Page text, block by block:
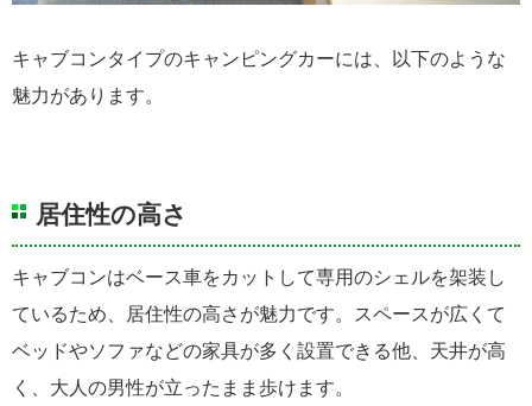
キャブコンタイプのキャンピングカーには、以下のような
魅力があります。
居住性の高さ
キャブコンはベース車をカットして専用のシェルを架装し
ているため、居住性の高さが魅力です。スペースが広くて
ベッドやソファなどの家具が多く設置できる他、天井が高
く、大人の男性が立ったまま歩けます。